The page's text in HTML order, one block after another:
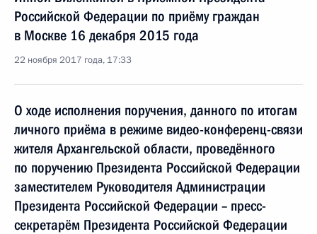
Российской Федерации по приёму граждан
в Москве 16 декабря 2015 года
22 ноября 2017 года, 17:33
О ходе исполнения поручения, данного по итогам
личного приёма в режиме видео-конференц-связи
жителя Архангельской области, проведённого
по поручению Президента Российской Федерации
заместителем Руководителя Администрации
Президента Российской Федерации – пресс-
секретарём Президента Российской Федерации